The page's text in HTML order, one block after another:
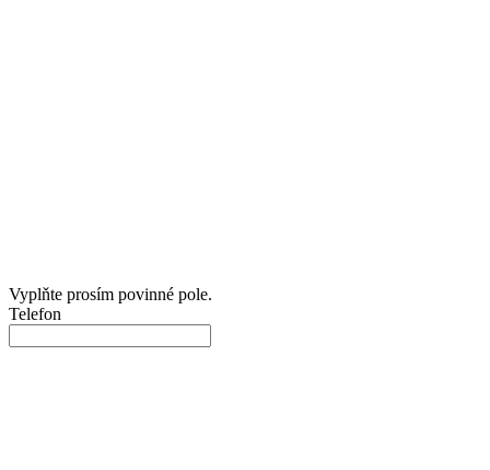
Vyplňte prosím povinné pole.
Telefon